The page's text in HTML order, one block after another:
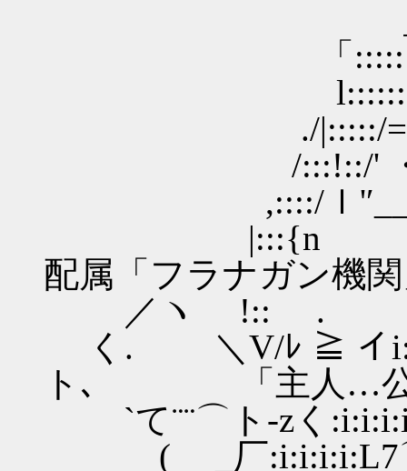
「
l::::::::/`ト
./|:::::/==ﾐ::::
/:::!::/' ・ lK／
,::::/ｌ'′__ノ |
|:::{n
配属「フラナガン機
／ヽ !:: ゝ. /
く. ＼V/ﾚ ≧ イ
ト､ 「主人…
`て¨¨⌒ト‐zく
( _厂